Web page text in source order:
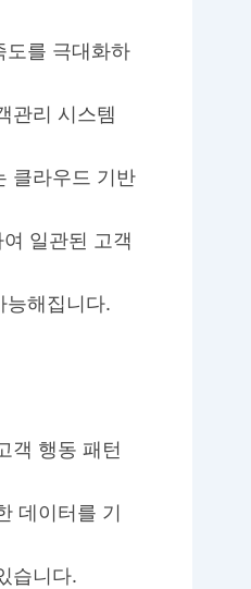
도를 극대화하
관리 시스템
클라우드 기반
여 일관된 고객
능해집니다.
객 행동 패턴
데이터를 기
습니다.